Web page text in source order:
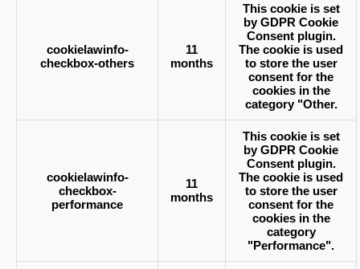
cookielawinfo-
checkbox-others
11
months
This cookie is set
by GDPR Cookie
Consent plugin.
The cookie is used
to store the user
consent for the
cookies in the
category "Other.
cookielawinfo-
checkbox-
performance
11
months
This cookie is set
by GDPR Cookie
Consent plugin.
The cookie is used
to store the user
consent for the
cookies in the
category
"Performance".